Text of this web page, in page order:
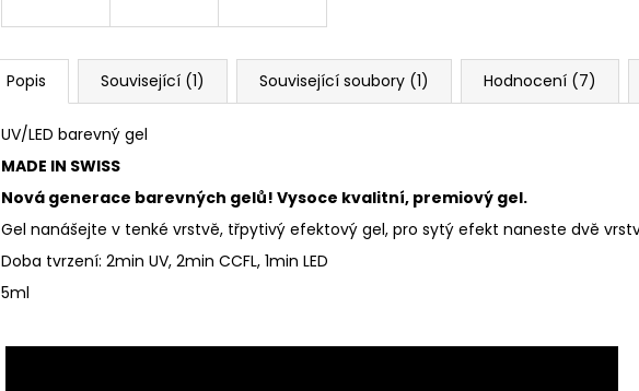
Popis Související (1) Související soubory (1) Hodnocení (7)
UV/LED barevný gel
MADE IN SWISS
Nová generace barevných gelů! Vysoce kvalitní, premiový gel.
Gel nanášejte v tenké vrstvě, třpytivý efektový gel, pro sytý efekt naneste dvě
Doba tvrzení: 2min UV, 2min CCFL, 1min LED
5ml